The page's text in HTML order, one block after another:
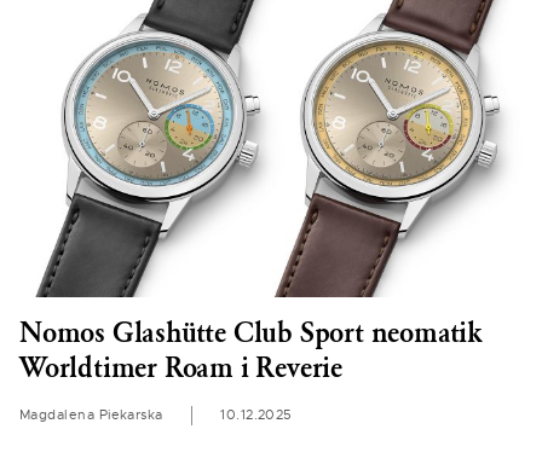
Nomos Glashütte Club Sport neomatik
Worldtimer Roam i Reverie
Magdalena Piekarska 10.12.2025